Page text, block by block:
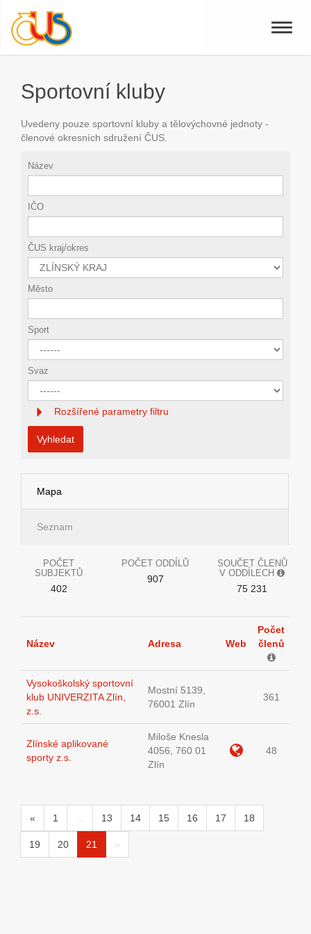
Toggle
Sportovní kluby
Uvedeny pouze sportovní kluby a tělovýchovné jednoty -
členové okresních sdružení ČUS.
Název
IČO
ČUS kraj/okres
Město
Sport
Svaz
Rozšířené parametry filtru
Vyhledat
Mapa
Seznam
POČET
SUBJEKTŮ
402
POČET ODDÍLŮ
907
SOUČET ČLENŮ
V ODDÍLECH
75 231
Název Adresa Web
Počet
členů
Vysokoškolský sportovní
klub UNIVERZITA Zlín,
z.s.
Mostní 5139,
76001 Zlín
361
Zlínské aplikované
sporty z.s.
Miloše Knesla
4056, 760 01
Zlín
48
« 1 ... 13 14 15 16 17 18
19 20 21 »